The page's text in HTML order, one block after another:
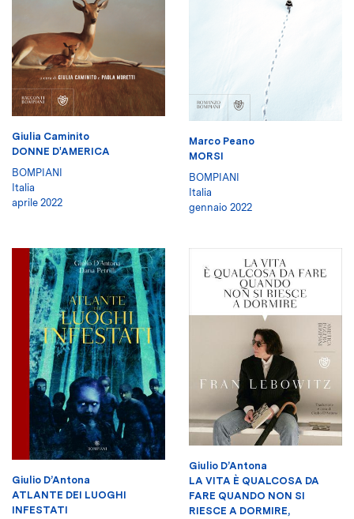
Giulia Caminito
DONNE D'AMERICA
BOMPIANI
Italia
aprile 2022
Marco Peano
MORSI
BOMPIANI
Italia
gennaio 2022
Giulio D’Antona
ATLANTE DEI LUOGHI
INFESTATI
Giulio D’Antona
LA VITA È QUALCOSA DA
FARE QUANDO NON SI
RIESCE A DORMIRE,